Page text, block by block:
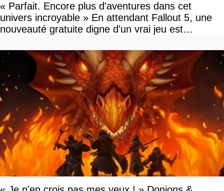
« Parfait. Encore plus d'aventures dans cet
univers incroyable » En attendant Fallout 5, une
nouveauté gratuite digne d'un vrai jeu est